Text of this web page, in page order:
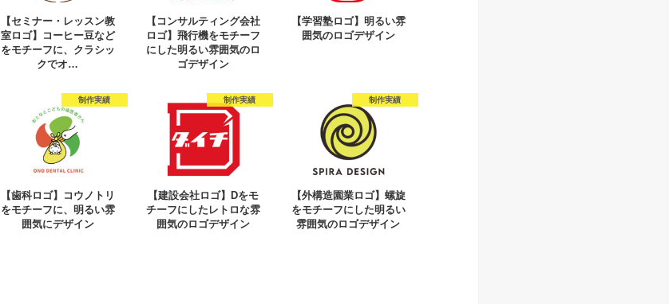
【セミナー・レッスン教
室ロゴ】コーヒー豆など
をモチーフに、クラシッ
クでオ…
【コンサルティング会社
ロゴ】飛行機をモチーフ
にした明るい雰囲気のロ
ゴデザイン
【学習塾ロゴ】明るい雰
囲気のロゴデザイン
制作実績
【歯科ロゴ】コウノトリ
をモチーフに、明るい雰
囲気にデザイン
制作実績
【建設会社ロゴ】Dをモ
チーフにしたレトロな雰
囲気のロゴデザイン
制作実績
【外構造園業ロゴ】螺旋
をモチーフにした明るい
雰囲気のロゴデザイン